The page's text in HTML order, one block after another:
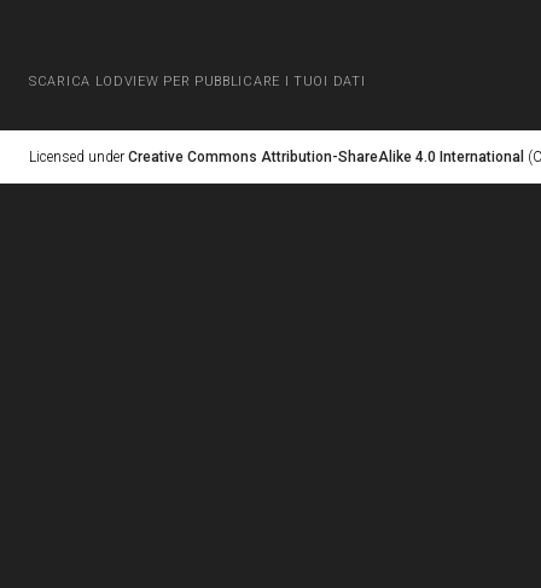
SCARICA LODVIEW PER PUBBLICARE I TUOI DATI
Licensed under Creative Commons Attribution-ShareAlike 4.0 International